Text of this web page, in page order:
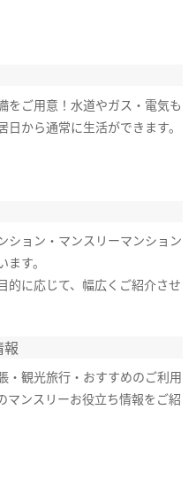
をご用意！水道やガス・電気も
日から通常に生活ができます。
ション・マンスリーマンション
す。
的に応じて、幅広くご紹介させ
・観光旅行・おすすめのご利用
マンスリーお役立ち情報をご紹